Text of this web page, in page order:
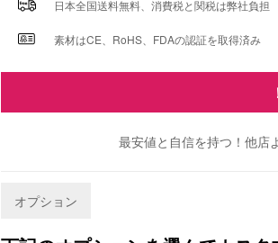
日本全国送料無料、消費税と関税は弊社負担
素材はCE、RoHS、FDAの認証を取得済み
最安値と自信を持つ！他店
オプション